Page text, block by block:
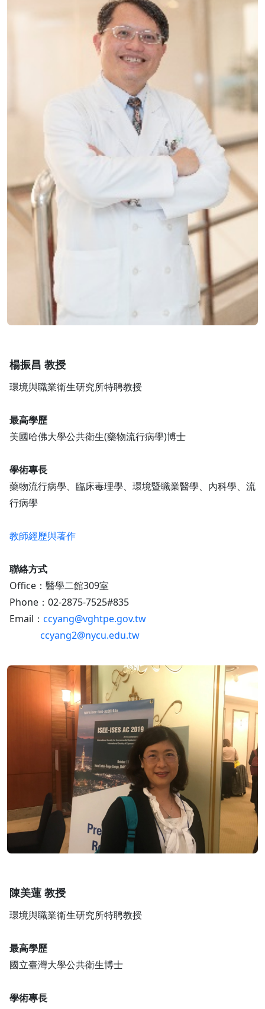
楊振昌 教授
環境與職業衛生研究所特聘教授
最高學歷
美國哈佛大學公共衛生(藥物流行病學)博士
學術專長
藥物流行病學、臨床毒理學、環境暨職業醫學、內科學、流
行病學
教師經歷與著作
聯絡方式
Office：醫學二館309室
Phone：02-2875-7525#835
Email： ccyang@vghtpe.gov.tw
ccyang2@nycu.edu.tw
陳美蓮 教授
環境與職業衛生研究所特聘教授
最高學歷
國立臺灣大學公共衛生博士
學術專長